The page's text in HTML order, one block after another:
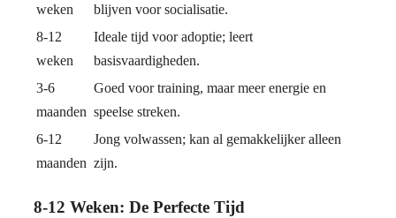
weken
blijven voor socialisatie.
8-12
weken
Ideale tijd voor adoptie; leert
basisvaardigheden.
3-6
maanden
Goed voor training, maar meer energie en
speelse streken.
6-12
maanden
Jong volwassen; kan al gemakkelijker alleen
zijn.
8-12 Weken: De Perfecte Tijd